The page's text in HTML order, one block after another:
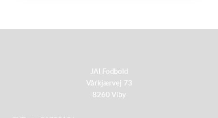
JAI Fodbold
Vårkjærvej 73
8260 Viby